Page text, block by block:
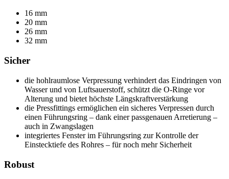
16 mm
20 mm
26 mm
32 mm
Sicher
die hohlraumlose Verpressung verhindert das Eindringen von
Wasser und von Luftsauerstoff, schützt die O-Ringe vor
Alterung und bietet höchste Längskraftverstärkung
die Pressfittings ermöglichen ein sicheres Verpressen durch
einen Führungsring – dank einer passgenauen Arretierung –
auch in Zwangslagen
integriertes Fenster im Führungsring zur Kontrolle der
Einstecktiefe des Rohres – für noch mehr Sicherheit
Robust